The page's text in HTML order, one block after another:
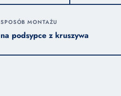
SPOSÓB MONTAŻU
na podsypce z kruszywa